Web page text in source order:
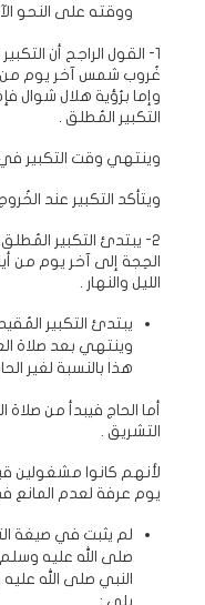
ووقته على النحو
1- القول الراجح أن
غُروب شمس آخر يوم من
وإما برُؤية هلال شوال
التكبير المُطلق .
وينتهي وقت التكبير في
ويتأكد التكبير عند
2- يبتدئ التكبير
الحِجة إلى آخر يوم من
الليل والنهار .
يبتدئ التكبير
وينتهي بعد صلاة
هذا بالنسبة لغير
أما الحاج فيبدأ من
التشريق .
لأنهم كانوا مشغولين
يوم عرفة لعدم
لم يثبت في صيغة
صلى الله عليه
النبي صلى الله
يلي :